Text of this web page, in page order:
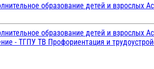
образование детей и взрослых
образование детей и взрослых
- ТГПУ ТВ Профориентация и